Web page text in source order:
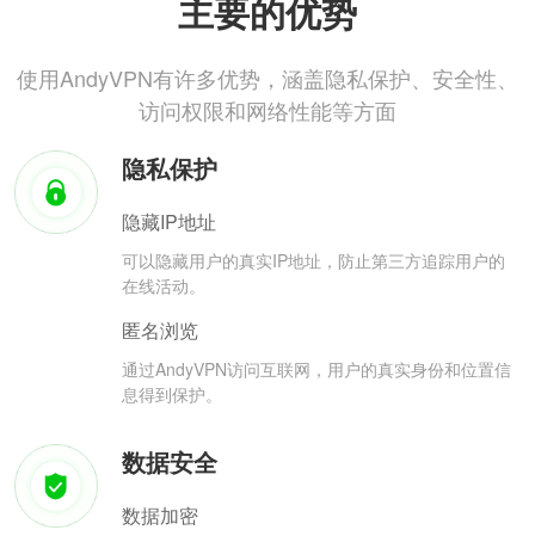
主要的优势
使用AndyVPN有许多优势，涵盖隐私保护、安全性、
访问权限和网络性能等方面
隐私保护
隐藏IP地址
可以隐藏用户的真实IP地址，防止第三方追踪用户的
在线活动。
匿名浏览
通过AndyVPN访问互联网，用户的真实身份和位置信
息得到保护。
数据安全
数据加密